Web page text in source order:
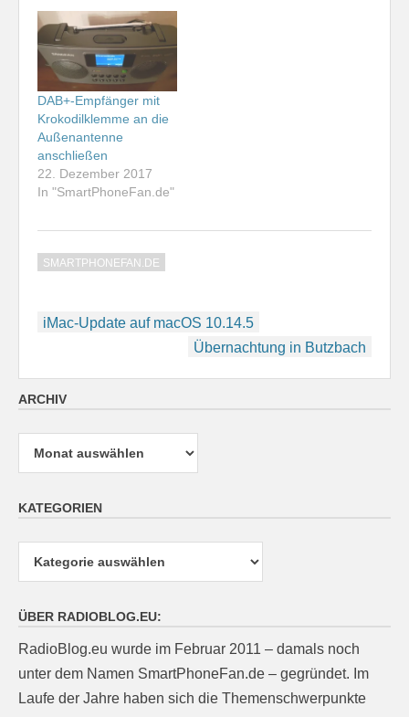
DAB+-Empfänger mit
Krokodilklemme an die
Außenantenne
anschließen
22. Dezember 2017
In "SmartPhoneFan.de"
SMARTPHONEFAN.DE
Beitragsnavigation
iMac-Update auf macOS 10.14.5
Übernachtung in Butzbach
ARCHIV
Archiv
KATEGORIEN
ÜBER RADIOBLOG.EU:
RadioBlog.eu wurde im Februar 2011 – damals noch
unter dem Namen SmartPhoneFan.de – gegründet. Im
Laufe der Jahre haben sich die Themenschwerpunkte